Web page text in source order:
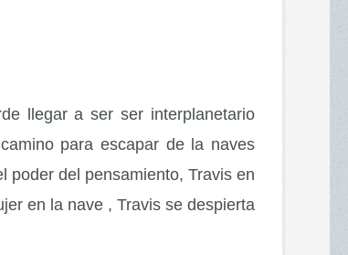
llegar a ser ser interplanetario
para escapar de la naves
poder del pensamiento, Travis en
en la nave , Travis se despierta